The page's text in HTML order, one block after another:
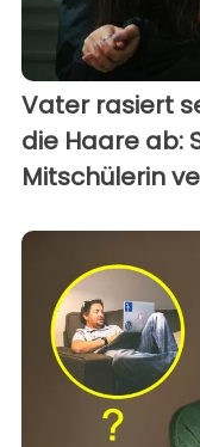
Vater rasiert
die Haare ab:
Mitschülerin